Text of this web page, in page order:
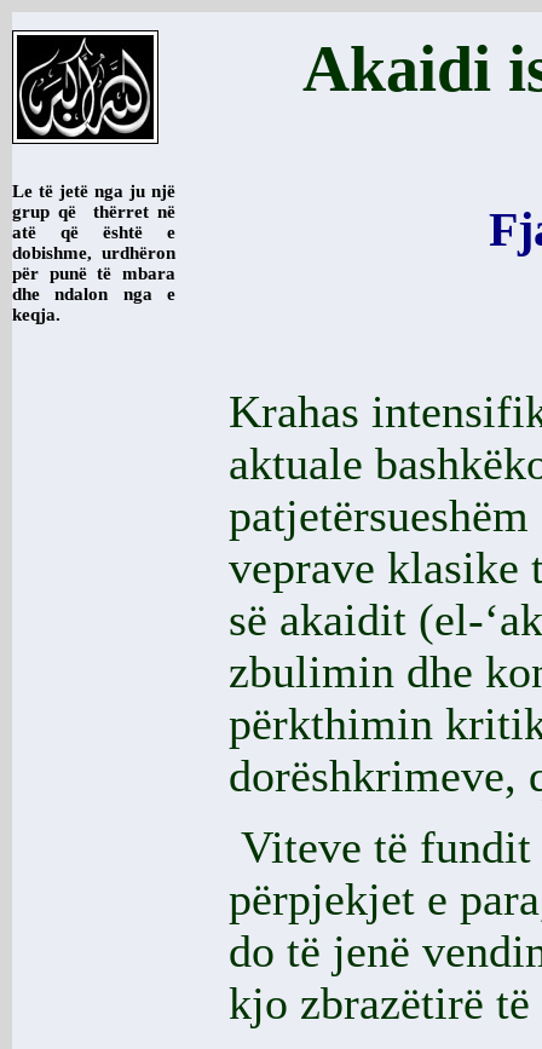
Le të jetë nga ju një
grup që thërret në
atë që është e
dobishme, urdhëron
për punë të mbara
dhe ndalon nga e
keqja.
Akaidi
Krahas
aktuale
veprave klasike
së akaidit (el-
zbulimin dhe
përkthimin
dorëshkrimeve,
Viteve të fundit
përpjekjet e
do të jenë
kjo zbrazëtirë